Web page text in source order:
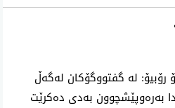
رۆبیۆ: له‌ گفتووگۆكان له‌گه‌ڵ
به‌ره‌وپێشچوون به‌دی ده‌كرێت